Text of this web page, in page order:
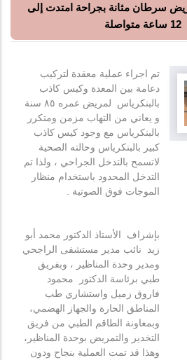
سرطان مثانة بجراحة امتدت إلى
12 ساعة متواصلة
تم اجراء عملية معقدة لتركيب
دعامة بين المعدة وكيس كاذب
بالبنكرياس لمريض عمره ٨٥ سنة
و يعاني من التهاب مزمن ومتكرر
بالبنكرياس مع وجود كيس كاذب
كبير بالبنكرياس وحالته الصحية
لاتسمح بالتدخل الجراحي ، ولذا تم
التدخل المحدود باستخدام منظار
الموجات فوق الصوتية .
بإشراف الأستاذ الدكتور محمد أبو
زيد نائب مدير مستشفى الراجحي
ومدير وحدة المناظير ، وبفريق
طبي برئاسة الدكتور محمود
فاروق زميل واستشاري طب
المناطق الحارة والجهاز الهضمي،
وبمعاونة الطاقم الطبي من فريق
التخدير والتمريض بوحدة المناظير،
وهذا قد تمت العملية بنجاح ودون